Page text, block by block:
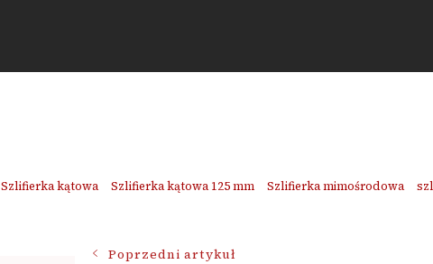
Szlifierka kątowa Szlifierka kątowa 125 mm Szlifierka mimośrodowa
Poprzedni artykuł